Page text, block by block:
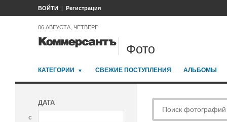
ВОЙТИ Регистрация
06 АВГУСТА, ЧЕТВЕРГ
Фото
КАТЕГОРИИ СВЕЖИЕ ПОСТУПЛЕНИЯ АЛЬБОМЫ
ДАТА
с